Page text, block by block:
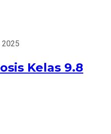
2025
Kelas 9.8